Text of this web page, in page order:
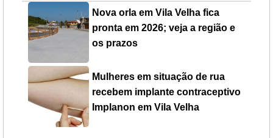
Nova orla em Vila Velha fica
pronta em 2026; veja a região e
os prazos
Mulheres em situação de rua
recebem implante contraceptivo
Implanon em Vila Velha